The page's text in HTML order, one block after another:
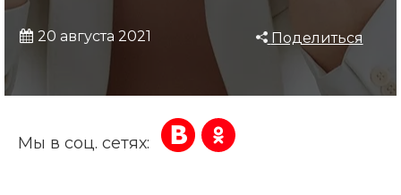
20 августа 2021 Поделиться
Мы в соц. сетях: